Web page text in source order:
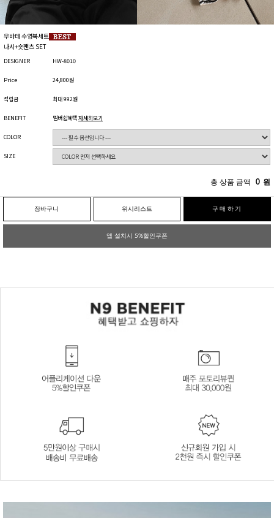
우바테 수영복세트
나시+숏팬츠 SET
DESIGNER HW-8010
Price 24,800원
적립금 최대 992원
BENEFIT 멤버쉽혜택자세히보기
COLOR
SIZE
총 상품 금액 0 원
장바구니 위시리스트 구매하기
앱 설치시 5%할인쿠폰